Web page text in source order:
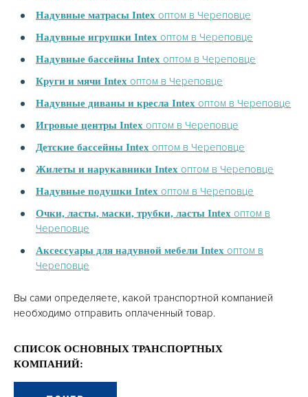
Надувные матрасы Intex оптом в Череповце
Надувные игрушки Intex оптом в Череповце
Надувные бассейны Intex оптом в Череповце
Круги и мячи Intex оптом в Череповце
Надувные диваны и кресла Intex оптом в Череповце
Игровые центры Intex оптом в Череповце
Детские бассейны Intex оптом в Череповце
Жилеты и нарукавники Intex оптом в Череповце
Надувные подушки Intex оптом в Череповце
Очки, ласты, маски, трубки, ласты Intex оптом в
Череповце
Аксессуары для надувной мебели Intex оптом в
Череповце
Вы сами определяете, какой транспортной компанией
необходимо отправить оплаченный товар.
СПИСОК ОСНОВНЫХ ТРАНСПОРТНЫХ
КОМПАНИЙ: